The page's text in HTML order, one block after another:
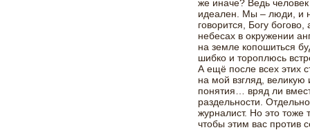
же иначе? Ведь
идеален. Мы – люди, и
говорится, Богу
небесах в окружении
на земле копошиться
шибко и тороплюсь
А ещё после всех этих
на мой взгляд, великую
понятия… вряд ли
раздельности.
журналист. Но это тоже
чтобы этим вас против